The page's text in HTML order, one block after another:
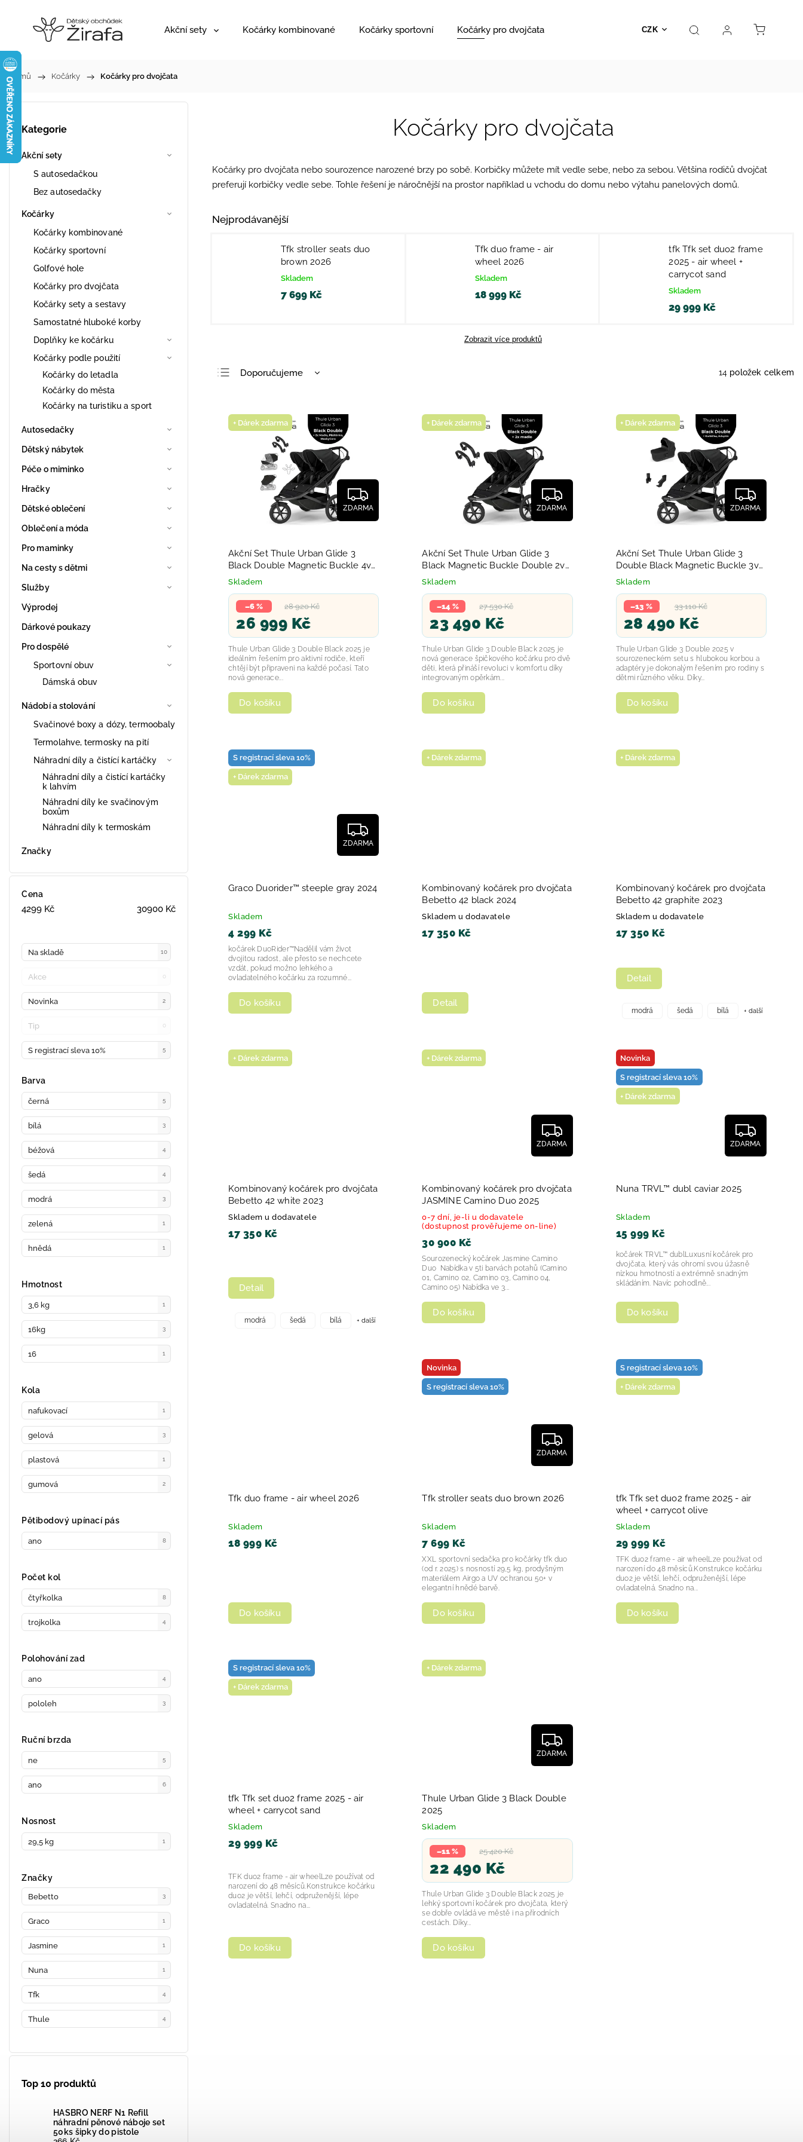
CZK
Akční sety Kočárky kombinované Kočárky sportovní Kočárky pro dvojčata Hračky Prodejna Kontakt
Domů / Kočárky / Kočárky pro dvojčata
Kategorie
Akční sety
S autosedačkou
Bez autosedačky
Kočárky
Kočárky kombinované
Kočárky sportovní
Golfové hole
Kočárky pro dvojčata
Kočárky sety a sestavy
Samostatné hluboké korby
Doplňky ke kočárku
Kočárky podle použití
Kočárky do letadla
Kočárky do města
Kočárky na turistiku a sport
Autosedačky
Dětský nábytek
Péče o miminko
Hračky
Dětské oblečení
Oblečení a móda
Pro maminky
Na cesty s dětmi
Služby
Výprodej
Dárkové poukazy
Pro dospělé
Sportovní obuv
Dámská obuv
Nádobí a stolování
Svačinové boxy a dózy, termoobaly
Termolahve, termosky na pití
Náhradní díly a čistící kartáčky
Náhradní díly a čistící kartáčky
k lahvím
Náhradní díly ke svačinovým
boxům
Náhradní díly k termoskám
Značky
Cena
4299 Kč 30900 Kč
Na skladě 10
Akce 0
Novinka 2
Tip 0
S registrací sleva 10% 5
Značky
Bebetto 3
Graco 1
Jasmine 1
Nuna 1
Tfk 4
Thule 4
Barva
černá 5
bílá 3
béžová 4
šedá 4
modrá 3
zelená 1
hnědá 1
Hmotnost
3,6 kg 1
16kg 3
16 1
Kola
nafukovací 1
gelová 3
plastová 1
gumová 2
Pětibodový upínací pás
ano 8
Počet kol
čtyřkolka 8
trojkolka 4
Polohování zad
ano 4
pololeh 3
Ruční brzda
ne 5
ano 6
Nosnost
29,5 kg 1
Top 10 produktů
HASBRO NERF N1 Refill
náhradní pěnové náboje set
50ks šipky do pistole
Kočárky pro dvojčata
Kočárky pro dvojčata nebo sourozence narozené brzy po sobě. Korbičky můžete mít vedle sebe, nebo za sebou. Většina rodičů dvojčat
preferují korbičky vedle sebe. Tohle řešení je náročnější na prostor například u vchodu do domu nebo výtahu panelových domů.
Nejprodávanější
Tfk stroller seats duo
brown 2026
Skladem
7 699 Kč
Tfk duo frame - air
wheel 2026
Skladem
18 999 Kč
tfk Tfk set duo2 frame
2025 - air wheel +
carrycot sand
Skladem
29 999 Kč
Zobrazit více produktů
Doporučujeme
Nejprodávanější
Abecedně
14 položek celkem
+ Dárek zdarma
ZDARMA
Akční Set Thule Urban Glide 3
Black Double Magnetic Buckle 4v1
2025
Skladem
28 920 Kč
–6 %
26 999 Kč
Do košíku
Thule Urban Glide 3 Double Black 2025 je
ideálním řešením pro aktivní rodiče, kteří
chtějí být připraveni na každé počasí. Tato
nová generace...
+ Dárek zdarma
ZDARMA
Akční Set Thule Urban Glide 3
Black Magnetic Buckle Double 2v1
2025
Skladem
27 530 Kč
–14 %
23 490 Kč
Do košíku
Thule Urban Glide 3 Double Black 2025 je
nová generace špičkového kočárku pro dvě
děti, která přináší revoluci v komfortu díky
integrovaným opěrkám...
+ Dárek zdarma
ZDARMA
Akční Set Thule Urban Glide 3
Double Black Magnetic Buckle 3v1
s hlubokou korbou 2025
Skladem
33 110 Kč
–13 %
28 490 Kč
Do košíku
Thule Urban Glide 3 Double 2025 v
sourozeneckém setu s hlubokou korbou a
adaptéry je dokonalým řešením pro rodiny s
dětmi různého věku. Díky...
S registrací sleva 10%
+ Dárek zdarma
ZDARMA
Graco Duorider™ steeple gray 2024
Skladem
4 299 Kč
Do košíku
kočárek DuoRider™Nadělil vám život
dvojitou radost, ale přesto se nechcete
vzdát, pokud možno lehkého a
ovladatelného kočárku za rozumné...
+ Dárek zdarma
Kombinovaný kočárek pro dvojčata
Bebetto 42 black 2024
Skladem u dodavatele
17 350 Kč
Detail
+ Dárek zdarma
Kombinovaný kočárek pro dvojčata
Bebetto 42 graphite 2023
Skladem u dodavatele
17 350 Kč
Detail
modrá šedá bílá + další
+ Dárek zdarma
Kombinovaný kočárek pro dvojčata
Bebetto 42 white 2023
Skladem u dodavatele
17 350 Kč
Detail
modrá šedá bílá + další
+ Dárek zdarma
ZDARMA
Kombinovaný kočárek pro dvojčata
JASMINE Camino Duo 2025
0-7 dní, je-li u dodavatele
(dostupnost prověřujeme on-line)
30 900 Kč
Do košíku
Sourozenecký kočárek Jasmine Camino
Duo Nabídka v 5ti barvách potahů (Camino
01, Camino 02, Camino 03, Camino 04,
Camino 05) Nabídka ve 3...
Novinka
S registrací sleva 10%
+ Dárek zdarma
ZDARMA
Nuna TRVL™ dubl caviar 2025
Skladem
15 999 Kč
Do košíku
kočárek TRVL™ dublLuxusní kočárek pro
dvojčata, který vás ohromí svou úžasně
nízkou hmotností a extrémně snadným
skládáním. Navíc pohodlně...
Tfk duo frame - air wheel 2026
Skladem
18 999 Kč
Do košíku
Novinka
S registrací sleva 10%
ZDARMA
Tfk stroller seats duo brown 2026
Skladem
7 699 Kč
Do košíku
XXL sportovní sedačka pro kočárky tfk duo
(od r. 2025) s nosností 29,5 kg, prodyšným
materiálem Airgo a UV ochranou 50+ v
elegantní hnědé barvě.
S registrací sleva 10%
+ Dárek zdarma
tfk Tfk set duo2 frame 2025 - air
wheel + carrycot olive
Skladem
29 999 Kč
Do košíku
TFK duo2 frame - air wheelLze používat od
narození do 48 měsíců.Konstrukce kočárku
duo2 je větší, lehčí, odpruženější, lépe
ovladatelná. Snadno na...
S registrací sleva 10%
+ Dárek zdarma
tfk Tfk set duo2 frame 2025 - air
wheel + carrycot sand
Skladem
29 999 Kč
Do košíku
TFK duo2 frame - air wheelLze používat od
narození do 48 měsíců.Konstrukce kočárku
duo2 je větší, lehčí, odpruženější, lépe
ovladatelná. Snadno na...
+ Dárek zdarma
ZDARMA
Thule Urban Glide 3 Black Double
2025
Skladem
25 420 Kč
–11 %
22 490 Kč
Do košíku
Thule Urban Glide 3 Double Black 2025 je
lehký sportovní kočárek pro dvojčata, který
se dobře ovládá ve městě i na přírodních
cestách. Díky...